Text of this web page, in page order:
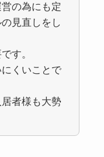
の為にも定
見直しをし
す。
くいことで
者様も大勢